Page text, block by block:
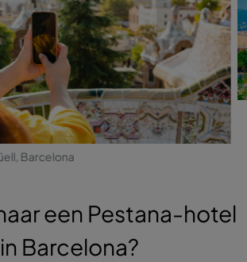
Barcelona
een Pestana-hotel
in Barcelona?